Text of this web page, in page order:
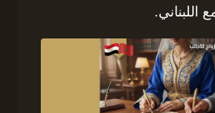
اللبناني.